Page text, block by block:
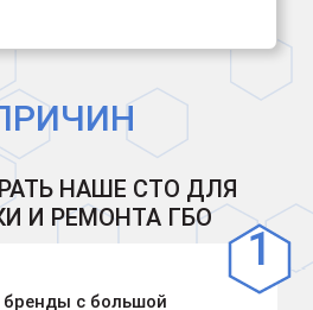
НАШЕ СТО ДЛЯ
И РЕМОНТА ГБО
бренды с большой